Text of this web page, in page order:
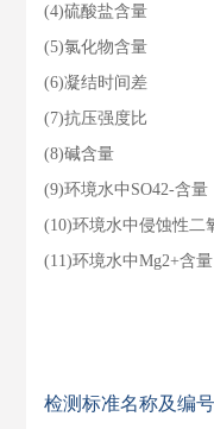
(4)硫酸盐含量
(5)氯化物含量
(6)凝结时间差
(7)抗压强度比
(8)碱含量
(9)环境水中SO42-含量
(10)环境水中侵蚀性二
(11)环境水中Mg2+含量
检测标准名称及编